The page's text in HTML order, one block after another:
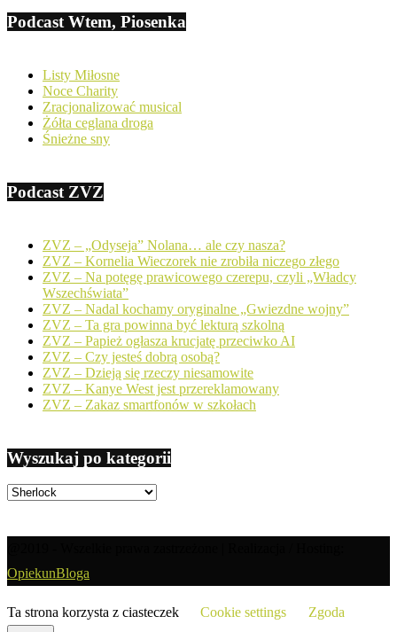
Podcast Wtem, Piosenka
Listy Miłosne
Noce Charity
Zracjonalizować musical
Żółta ceglana droga
Śnieżne sny
Podcast ZVZ
ZVZ – „Odyseja” Nolana… ale czy nasza?
ZVZ – Kornelia Wieczorek nie zrobiła niczego złego
ZVZ – Na potęgę prawicowego czerepu, czyli „Władcy
Wszechświata”
ZVZ – Nadal kochamy oryginalne „Gwiezdne wojny”
ZVZ – Ta gra powinna być lekturą szkolną
ZVZ – Papież ogłasza krucjatę przeciwko AI
ZVZ – Czy jesteś dobrą osobą?
ZVZ – Dzieją się rzeczy niesamowite
ZVZ – Kanye West jest przereklamowany
ZVZ – Zakaz smartfonów w szkołach
Wyszukaj po kategorii
Wyszukaj
OpiekunBloga
Ta strona korzysta z ciasteczek Cookie settings Zgoda